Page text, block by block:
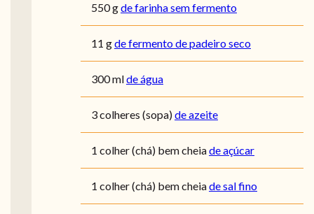
550gde farinha sem fermento
11 gde fermento de padeiro seco
300mlde água
3colheres (sopa)de azeite
1 colher (chá) bem cheiade açúcar
1 colher (chá) bem cheiade sal fino